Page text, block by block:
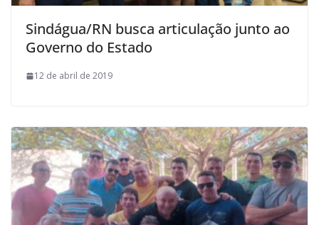
Sindágua/RN busca articulação junto ao
Governo do Estado
12 de abril de 2019